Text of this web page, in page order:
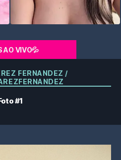
AO VIVO💦
Categorias
FERNANDEZ /
#1